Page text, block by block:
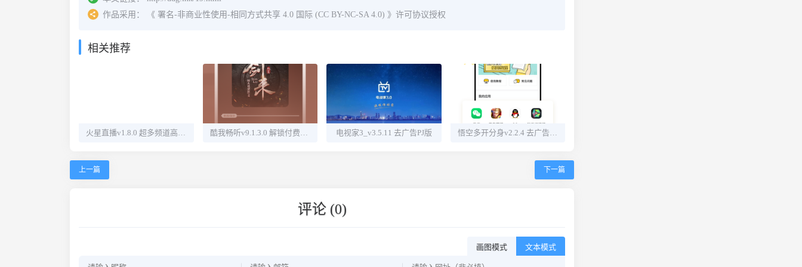
作品采用：
《 署名-非商业性使用-相同方式共享 4.0 国际 (CC BY-NC-SA 4.0) 》许可协议授权
相关推荐
火星直播v1.8.0 超多频道高清直播 酷我畅听v9.1.3.0 解锁付费听书源 电视家3_v3.5.11 去广告PJ版 悟空多开分身v2.2.4 去广告 解锁会员
上一篇 下一篇
评论 (0)
画图模式 文本模式